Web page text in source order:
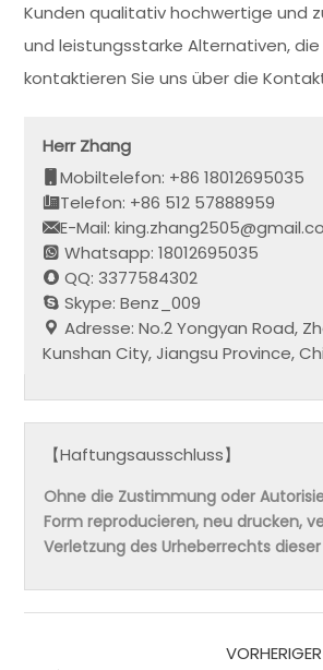
Kunden qualitativ hochwertige und
und leistungsstarke Alternativen,
kontaktieren Sie uns über die
Herr Zhang
Mobiltelefon: +86 18012695035
Telefon: +86 512 57888959
E-Mail:
Whatsapp: 18012695035
QQ: 3377584302
Skype: Benz_009
Adresse: No.2 Yongyan Road,
Kunshan City, Jiangsu Province,
【Haftungsausschluss】
Ohne die Zustimmung oder
Form reproducieren, neu drucken,
Verletzung des Urheberrechts
VORHERIGER